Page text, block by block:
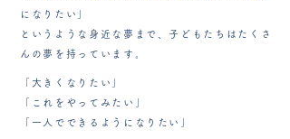
になりたい」
というような身近な夢まで、子どもたちはたくさ
んの夢を持っています。
「大きくなりたい」
「これをやってみたい」
「一人でできるようになりたい」